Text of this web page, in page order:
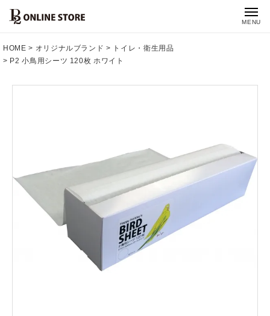
MENU
HOME オリジナルブランド
トイレ・衛生用品
P2 小鳥用シーツ 120枚 ホワイト